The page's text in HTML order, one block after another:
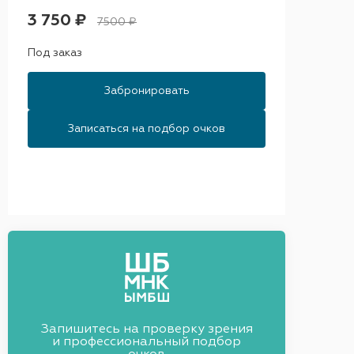
3 750 ₽
7500 ₽
Под заказ
Забронировать
Записаться на подбор очков
Запишитесь на проверку зрения
и профессиональный подбор